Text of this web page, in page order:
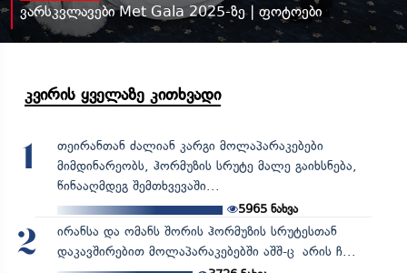
ვარსკვლავები Met Gala 2025-ზე | ფოტოები
კვირის ყველაზე კითხვადი
1
თეირანთან ძალიან კარგი მოლაპარაკებები
მიმდინარეობს, ჰორმუზის სრუტე მალე გაიხსნება,
წინააღმდეგ შემთხვევაში...
5965 ნახვა
2
ირანსა და ომანს შორის ჰორმუზის სრუტესთან
დაკავშირებით მოლაპარაკებებში აშშ-ც არის ჩ...